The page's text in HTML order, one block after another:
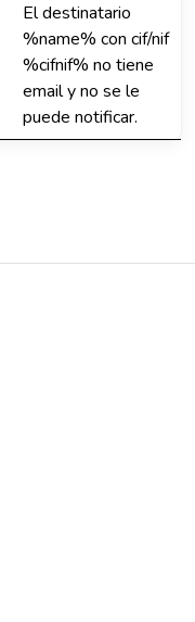
El destinatario
%name% con cif/nif
%cifnif% no tiene
email y no se le
puede notificar.